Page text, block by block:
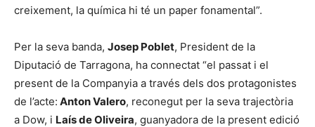
creixement, la química hi té un paper fonamental”.
Per la seva banda, Josep Poblet, President de la
Diputació de Tarragona, ha connectat “el passat i el
present de la Companyia a través dels dos protagonistes
de l’acte: Anton Valero, reconegut per la seva trajectòria
a Dow, i Laís de Oliveira, guanyadora de la present edició